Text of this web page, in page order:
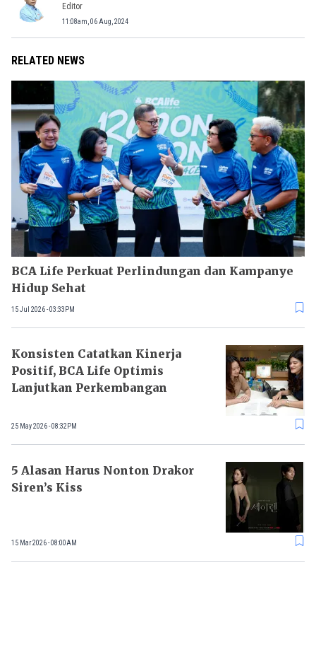
Editor
11:08am, 06 Aug, 2024
RELATED NEWS
BCA Life Perkuat Perlindungan dan Kampanye
Hidup Sehat
15 Jul 2026 - 03:33PM
Konsisten Catatkan Kinerja
Positif, BCA Life Optimis
Lanjutkan Perkembangan
25 May 2026 - 08:32PM
5 Alasan Harus Nonton Drakor
Siren’s Kiss
15 Mar 2026 - 08:00AM